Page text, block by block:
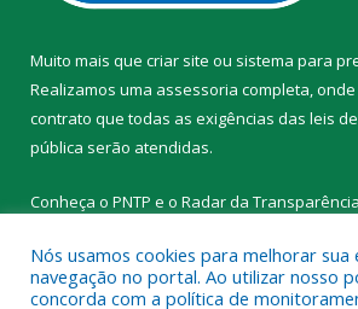
Muito mais que criar site ou sistema para
Realizamos uma assessoria completa,
contrato que todas as exigências das leis
pública serão atendidas.
Conheça o PNTP e o Radar da
Nós usamos cookies para melhorar sua
navegação no portal. Ao utilizar nosso
concorda com a política de